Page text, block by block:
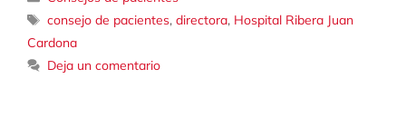
Etiquetas
consejo de pacientes,directora, Hospital Ribera Juan
Cardona
Deja un comentario